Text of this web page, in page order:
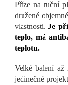
Příze na ruční
družené
vlastnosti.Je
teplo, má
teplotu.
Velké balení až
jedinečné